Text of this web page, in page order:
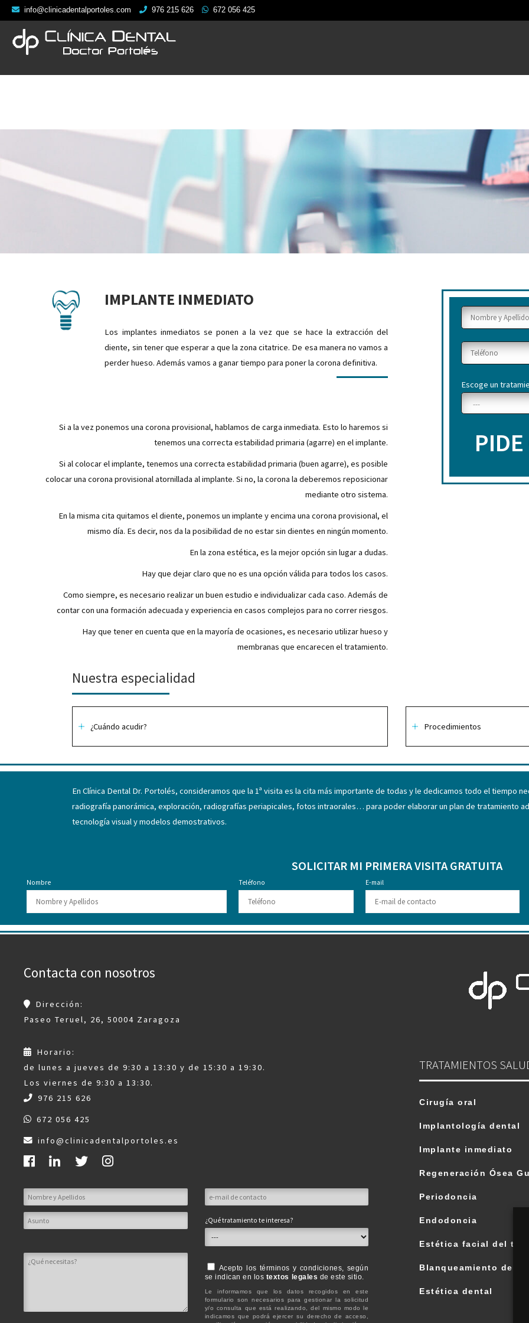
info@clinicadentalportoles.com 976 215 626 672 056 425
IMPLANTE INMEDIATO
Los implantes inmediatos se ponen a la vez que se hace la extracción del
diente, sin tener que esperar a que la zona citatrice. De esa manera no vamos a
perder hueso. Además vamos a ganar tiempo para poner la corona definitiva.
Si a la vez ponemos una corona provisional, hablamos de carga inmediata. Esto lo haremos si
tenemos una correcta estabilidad primaria (agarre) en el implante.
Si al colocar el implante, tenemos una correcta estabilidad primaria (buen agarre), es posible
colocar una corona provisional atornillada al implante. Si no, la corona la deberemos reposicionar
mediante otro sistema.
En la misma cita quitamos el diente, ponemos un implante y encima una corona provisional, el
mismo día. Es decir, nos da la posibilidad de no estar sin dientes en ningún momento.
En la zona estética, es la mejor opción sin lugar a dudas.
Hay que dejar claro que no es una opción válida para todos los casos.
Como siempre, es necesario realizar un buen estudio e individualizar cada caso. Además de
contar con una formación adecuada y experiencia en casos complejos para no correr riesgos.
Hay que tener en cuenta que en la mayoría de ocasiones, es necesario utilizar hueso y
membranas que encarecen el tratamiento.
Escoge un
Nuestra especialidad
¿Cuándo acudir? Procedimientos
En Clínica Dental Dr. Portolés, consideramos que la 1ª visita es la cita más importante de todas y le dedicamos todo el tiempo
radiografía panorámica, exploración, radiografías periapicales, fotos intraorales… para poder elaborar un plan de tratamiento
tecnología visual y modelos demostrativos.
SOLICITAR MI PRIMERA VISITA GRATUITA
Nombre Teléfono E-mail
Contacta con nosotros
Dirección:
Paseo Teruel, 26, 50004 Zaragoza
Horario:
de lunes a jueves de 9:30 a 13:30 y de 15:30 a 19:30.
Los viernes de 9:30 a 13:30.
976 215 626
672 056 425
info@clinicadentalportoles.es
¿Qué tratamiento te interesa?
Acepto los términos y condiciones, según
se indican en los textos legales de este sitio.
Le informamos que los datos recogidos en este
formulario son necesarios para gestionar la solicitud
y/o consulta que está realizando, del mismo modo le
indicamos que podrá ejercer su derecho de acceso,
TRATAMIENTOS
Cirugía oral
Implantología dental
Implante inmediato
Regeneración Ósea
Periodoncia
Endodoncia
Estética facial del
Blanqueamiento dental
Estética dental